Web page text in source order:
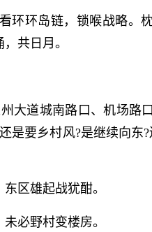
环岛链，锁喉战略。
共日月。
道城南路口、机场路
是要乡村风?是继续向东
区雄起战犹酣。
必野村变楼房。